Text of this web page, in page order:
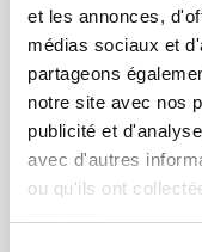
et les annonces,
médias sociaux et
partageons
notre site avec nos
publicité et
avec d'autres
ou qu'ils ont
Mesures